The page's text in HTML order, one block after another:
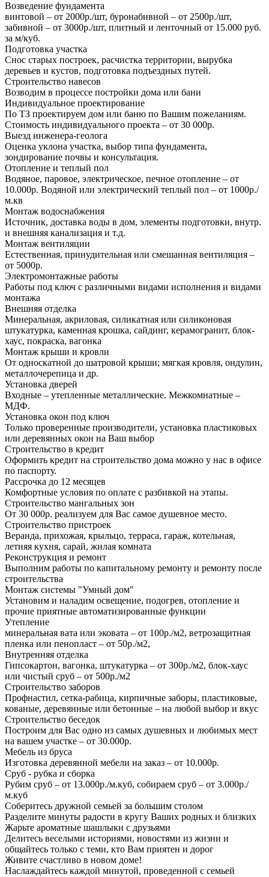
Возведение фундамента
винтовой – от 2000р./шт, буронабивной – от 2500р./шт,
забивной – от 3000р./шт, плитный и ленточный от 15.000 руб.
за м/куб.
Подготовка участка
Снос старых построек, расчистка территории, вырубка
деревьев и кустов, подготовка подъездных путей.
Строительство навесов
Возводим в процессе постройки дома или бани
Индивидуальное проектирование
По ТЗ проектируем дом или баню по Вашим пожеланиям.
Стоимость индивидуального проекта – от 30 000р.
Выезд инженера-геолога
Оценка уклона участка, выбор типа фундамента,
зондирование почвы и консультация.
Отопление и теплый пол
Водяное, паровое, электрическое, печное отопление – от
10.000р. Водяной или электрический теплый пол – от 1000р./
м.кв
Монтаж водоснабжения
Источник, доставка воды в дом, элементы подготовки, внутр.
и внешняя канализация и т.д.
Монтаж вентиляции
Естественная, принудительная или смешанная вентиляция –
от 5000р.
Электромонтажные работы
Работы под ключ с различными видами исполнения и видами
монтажа
Внешняя отделка
Минеральная, акриловая, силикатная или силиконовая
штукатурка, каменная крошка, сайдинг, керамогранит, блок-
хаус, покраска, вагонка
Монтаж крыши и кровли
От односкатной до шатровой крыши; мягкая кровля, ондулин,
металлочерепица и др.
Установка дверей
Входные – утепленные металлические. Межкомнатные –
МДФ.
Установка окон под ключ
Только проверенные производители, установка пластиковых
или деревянных окон на Ваш выбор
Строительство в кредит
Оформить кредит на строительство дома можно у нас в офисе
по паспорту.
Рассрочка до 12 месяцев
Комфортные условия по оплате с разбивкой на этапы.
Строительство мангальных зон
От 30 000р. реализуем для Вас самое душевное место.
Строительство пристроек
Веранда, прихожая, крыльцо, терраса, гараж, котельная,
летняя кухня, сарай, жилая комната
Реконструкция и ремонт
Выполним работы по капитальному ремонту и ремонту после
строительства
Монтаж системы "Умный дом"
Установим и наладим освещение, подогрев, отопление и
прочие приятные автоматизированные функции
Утепление
минеральная вата или эковата – от 100р./м2, ветрозащитная
пленка или пенопласт – от 50р./м2,
Внутренняя отделка
Гипсокартон, вагонка, штукатурка – от 300р./м2, блок-хаус
или чистый сруб – от 500р./м2
Строительство заборов
Профнастил, сетка-рабица, кирпичные заборы, пластиковые,
кованые, деревянные или бетонные – на любой выбор и вкус
Строительство беседок
Построим для Вас одно из самых душевных и любимых мест
на вашем участке – от 30.000р.
Мебель из бруса
Изготовка деревянной мебели на заказ – от 10.000р.
Сруб - рубка и сборка
Рубим сруб – от 13.000р./м.куб, собираем сруб – от 3.000р./
м.куб
Соберитесь дружной семьей за большим столом
Разделите минуты радости в кругу Ваших родных и близких
Жарьте ароматные шашлыки с друзьями
Делитесь веселыми историями, новостями из жизни и
общайтесь только с теми, кто Вам приятен и дорог
Живите счастливо в новом доме!
Наслаждайтесь каждой минутой, проведенной с семьей